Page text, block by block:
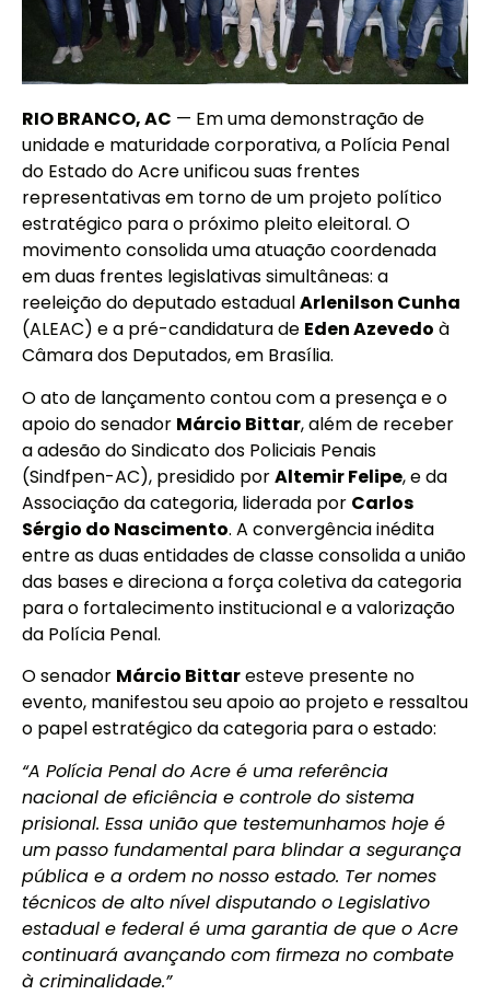
RIO BRANCO, AC — Em uma demonstração de
unidade e maturidade corporativa, a Polícia Penal
do Estado do Acre unificou suas frentes
representativas em torno de um projeto político
estratégico para o próximo pleito eleitoral. O
movimento consolida uma atuação coordenada
em duas frentes legislativas simultâneas: a
reeleição do deputado estadualArlenilson Cunha
(ALEAC) e a pré-candidatura de Eden Azevedo à
Câmara dos Deputados, em Brasília.
O ato de lançamento contou com a presença e o
apoio do senador Márcio Bittar, além de receber
a adesão do Sindicato dos Policiais Penais
(Sindfpen-AC), presidido porAltemir Felipe, e da
Associação da categoria, liderada por Carlos
Sérgio do Nascimento. A convergência inédita
entre as duas entidades de classe consolida a união
das bases e direciona a força coletiva da categoria
para o fortalecimento institucional e a valorização
da Polícia Penal.
O senador Márcio Bittaresteve presente no
evento, manifestou seu apoio ao projeto e ressaltou
o papel estratégico da categoria para o estado:
“A Polícia Penal do Acre é uma referência
nacional de eficiência e controle do sistema
prisional. Essa união que testemunhamos hoje é
um passo fundamental para blindar a segurança
pública e a ordem no nosso estado. Ter nomes
técnicos de alto nível disputando o Legislativo
estadual e federal é uma garantia de que o Acre
continuará avançando com firmeza no combate
à criminalidade.”